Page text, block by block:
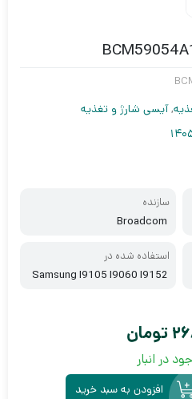
,آیسی شارژ و تغذیه
سازنده
Broadcom
استفاده شده در
Samsung I9105 I9060 I9152
تومان
در انبار
افزودن به سبد خرید